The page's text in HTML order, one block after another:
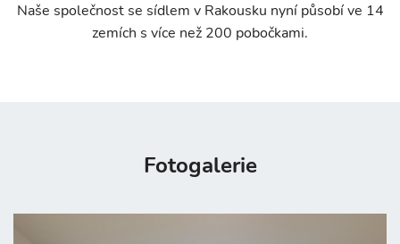
Naše společnost se sídlem v Rakousku nyní působí ve 14
zemích s více než 200 pobočkami.
Fotogalerie